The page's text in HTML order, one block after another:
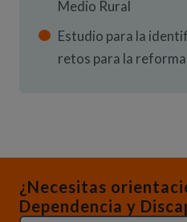
Medio Rural
Estudio para la
retos para la reforma
¿Necesitas
Dependencia y